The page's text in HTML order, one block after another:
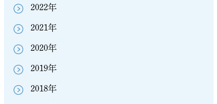
2022年
2021年
2020年
2019年
2018年